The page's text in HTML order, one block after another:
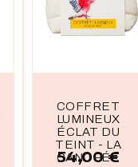
COFFRET
LUMINEUX
ÉCLAT DU
TEINT - LA
CANOPÉE
Prix
54,00 €